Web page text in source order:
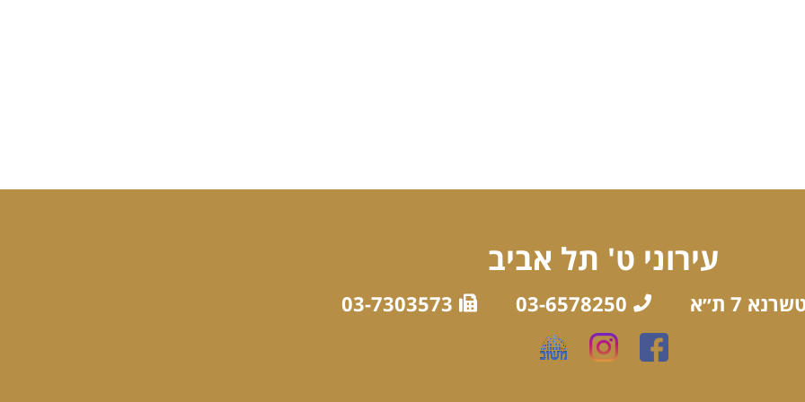
עירוני ט' תל אביב
7 ת״א 03-6578250
03-7303573